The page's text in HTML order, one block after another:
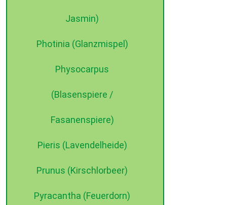
Jasmin)
Photinia (Glanzmispel)
Physocarpus
(Blasenspiere /
Fasanenspiere)
Pieris (Lavendelheide)
Prunus (Kirschlorbeer)
Pyracantha (Feuerdorn)